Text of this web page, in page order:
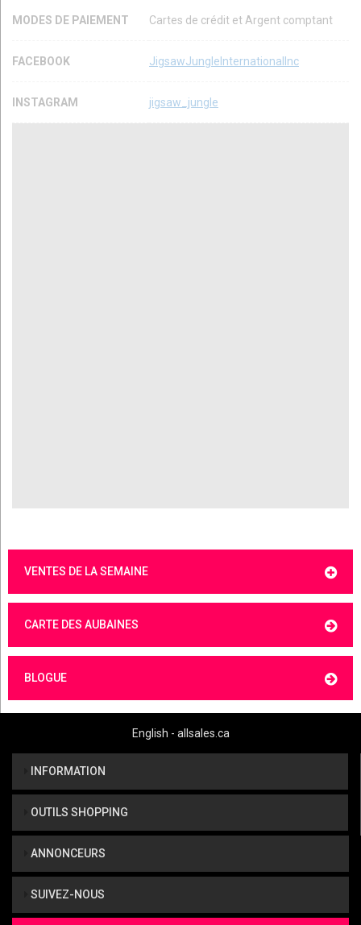
MODES DE PAIEMENT Cartes de crédit et Argent comptant
FACEBOOK JigsawJungleInternationalInc
INSTAGRAM jigsaw_jungle
VENTES DE LA SEMAINE
CARTE DES AUBAINES
BLOGUE
English - allsales.ca
INFORMATION
OUTILS SHOPPING
ANNONCEURS
SUIVEZ-NOUS